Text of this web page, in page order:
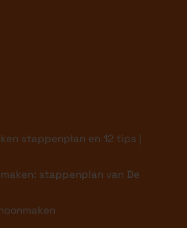
stappenplan en 12 tips |
stappenplan van De